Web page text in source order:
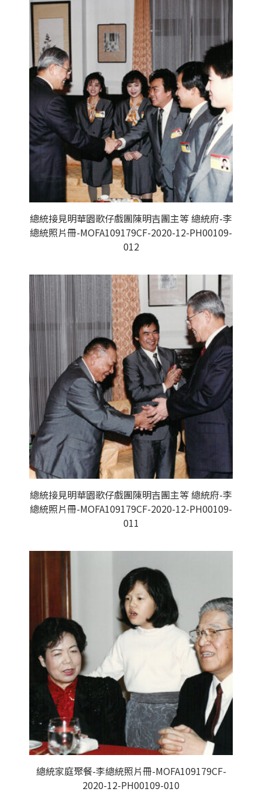
總統接見明華園歌仔戲團陳明吉團主等 總統府-李
總統照片冊-MOFA109179CF-2020-12-PH00109-
012
總統接見明華園歌仔戲團陳明吉團主等 總統府-李
總統照片冊-MOFA109179CF-2020-12-PH00109-
011
總統家庭聚餐-李總統照片冊-MOFA109179CF-
2020-12-PH00109-010